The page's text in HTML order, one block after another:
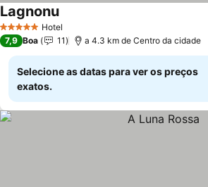
5 Estrelas Hotel
LagnonuVer preços
7,9 Boa 11 a 4.3 km de Centro da cidade
Selecione as datas para ver os preços
exatos.